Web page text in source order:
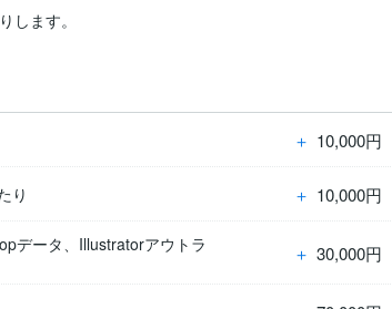
＋ 10,000円
り ＋ 10,000円
データ、Illustratorアウトラ
＋ 30,000円